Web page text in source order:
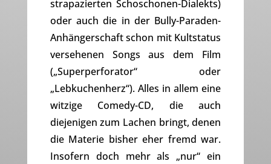
strapazierten Schoschonen-Dialekts)
oder auch die in der Bully-Paraden-
Anhängerschaft schon mit Kultstatus
versehenen Songs aus dem Film
(„Superperforator“ oder
„Lebkuchenherz“). Alles in allem eine
witzige Comedy-CD, die auch
diejenigen zum Lachen bringt, denen
die Materie bisher eher fremd war.
Insofern doch mehr als „nur“ ein